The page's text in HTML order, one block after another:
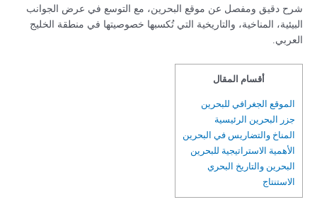
شرح دقيق ومفصل عن موقع البحرين، مع التوسع في عرض الجوانب
البيئية، المناخية، والتاريخية التي تُكسبها خصوصيتها في منطقة الخليج
العربي.
أقسام المقال
الموقع الجغرافي للبحرين
جزر البحرين الرئيسية
المناخ والتضاريس في البحرين
الأهمية الاستراتيجية للبحرين
البحرين والتاريخ البحري
الاستنتاج